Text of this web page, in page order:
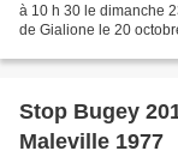
à 10 h 30 le dimanche
de Gialione le 20
Stop Bugey
Maleville 1977